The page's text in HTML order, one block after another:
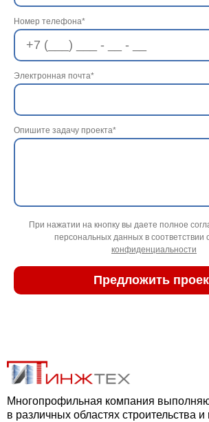
Номер телефона*
Электронная почта*
Опишите задачу проекта*
При нажатии на кнопку вы даете полное
персональных данных в соответствии
конфиденциальности
Многопрофильная компания
в различных областях строительства